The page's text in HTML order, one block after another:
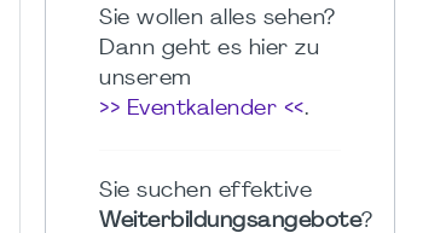
Sie wollen alles sehen?
Dann geht es hier zu
unserem
>> Eventkalender <<.
Sie suchen effektive
Weiterbildungsangebote?